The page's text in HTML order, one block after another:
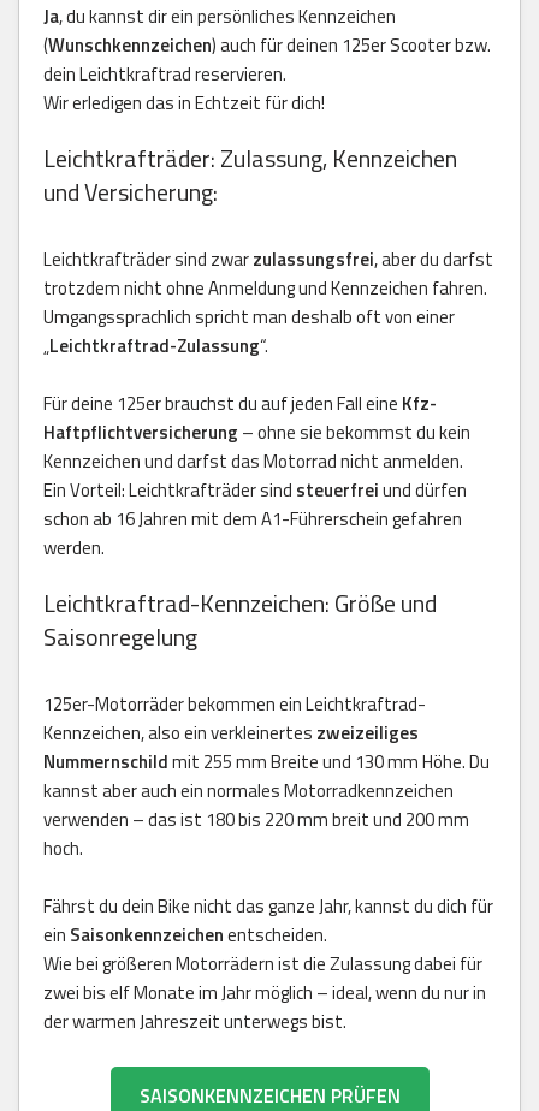
Ja, du kannst dir ein persönliches Kennzeichen
(Wunschkennzeichen) auch für deinen 125er Scooter bzw.
dein Leichtkraftrad reservieren.
Wir erledigen das in Echtzeit für dich!
Leichtkrafträder: Zulassung, Kennzeichen
und Versicherung:
Leichtkrafträder sind zwarzulassungsfrei, aber du darfst
trotzdem nicht ohne Anmeldung und Kennzeichen fahren.
Umgangssprachlich spricht man deshalb oft von einer
„Leichtkraftrad-Zulassung“.
Für deine 125er brauchst du auf jeden Fall eine Kfz-
Haftpflichtversicherung – ohne sie bekommst du kein
Kennzeichen und darfst das Motorrad nicht anmelden.
Ein Vorteil: Leichtkrafträder sind steuerfreiund dürfen
schon ab 16 Jahren mit dem A1-Führerschein gefahren
werden.
Leichtkraftrad-Kennzeichen: Größe und
Saisonregelung
125er-Motorräder bekommen ein Leichtkraftrad-
Kennzeichen, also ein verkleinertes zweizeiliges
Nummernschildmit 255 mm Breite und 130 mm Höhe. Du
kannst aber auch ein normales Motorradkennzeichen
verwenden – das ist 180 bis 220 mm breit und 200 mm
hoch.
Fährst du dein Bike nicht das ganze Jahr, kannst du dich für
ein Saisonkennzeichenentscheiden.
Wie bei größeren Motorrädern ist die Zulassung dabei für
zwei bis elf Monate im Jahr möglich – ideal, wenn du nur in
der warmen Jahreszeit unterwegs bist.
SAISONKENNZEICHEN PRÜFEN